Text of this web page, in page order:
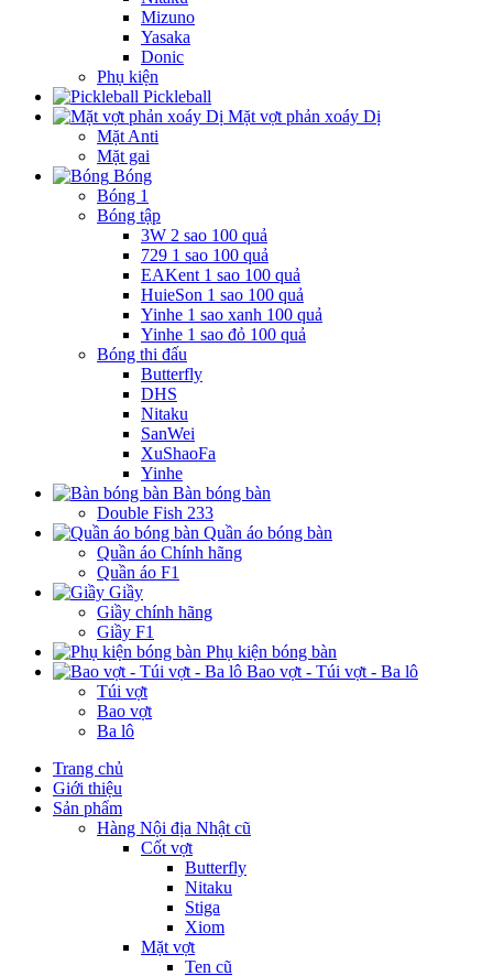
Mizuno
Yasaka
Donic
Phụ kiện
Pickleball
Mặt vợt phản xoáy Dị
Mặt Anti
Mặt gai
Bóng
Bóng 1
Bóng tập
3W 2 sao 100 quả
729 1 sao 100 quả
EAKent 1 sao 100 quả
HuieSon 1 sao 100 quả
Yinhe 1 sao xanh 100 quả
Yinhe 1 sao đỏ 100 quả
Bóng thi đấu
Butterfly
DHS
Nitaku
SanWei
XuShaoFa
Yinhe
Bàn bóng bàn
Double Fish 233
Quần áo bóng bàn
Quần áo Chính hãng
Quần áo F1
Giầy
Giầy chính hãng
Giầy F1
Phụ kiện bóng bàn
Bao vợt - Túi vợt - Ba lô
Túi vợt
Bao vợt
Ba lô
Trang chủ
Giới thiệu
Sản phẩm
Hàng Nội địa Nhật cũ
Cốt vợt
Butterfly
Nitaku
Stiga
Xiom
Mặt vợt
Ten cũ